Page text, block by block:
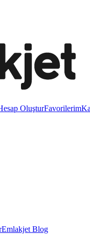
OluşturFavorilerim
Emlakjet Blog